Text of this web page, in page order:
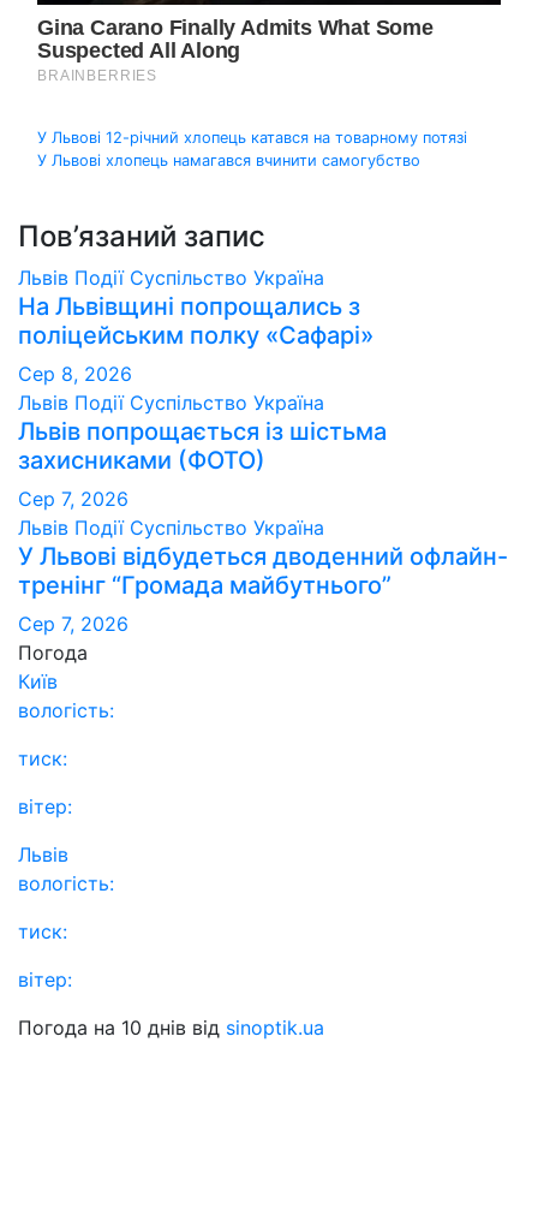
Навігація
У Львові 12-річний хлопець катався на товарному потязі
У Львові хлопець намагався вчинити самогубство
Пов’язаний запис
Львів Події Суспільство Україна
На Львівщині попрощались з
поліцейським полку «Сафарі»
Сер 8, 2026
Львів Події Суспільство Україна
Львів попрощається із шістьма
захисниками (ФОТО)
Сер 7, 2026
Львів Події Суспільство Україна
У Львові відбудеться дводенний офлайн-
тренінг “Громада майбутнього”
Сер 7, 2026
Погода
Київ
вологість:
тиск:
вітер:
Львів
вологість:
тиск:
вітер:
Погода на 10 днів від sinoptik.ua